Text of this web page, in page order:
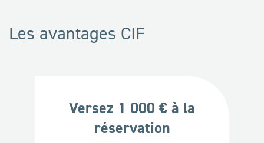
Les avantages CIF
Versez 1 000 € à la
réservation